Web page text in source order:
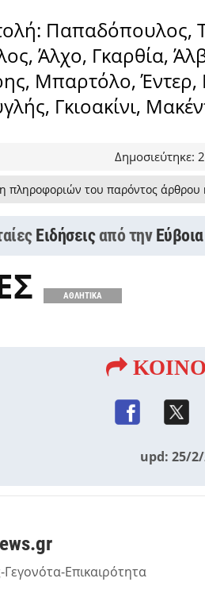
Παπαδόπουλος,
Άλχο, Γκαρθία,
Μπαρτόλο, Έντερ,
Γκιοακίνι,
πληροφοριών του παρόντος
Ειδήσειςαπό την Εύβοια
ΑΘΛΗΤΙΚΑ
upd: 25/2/
Γεγονότα-Επικαιρότητα